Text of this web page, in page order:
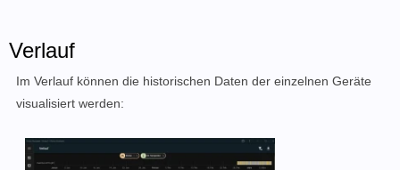
Verlauf
Im Verlauf können die historischen Daten der einzelnen Geräte
visualisiert werden: